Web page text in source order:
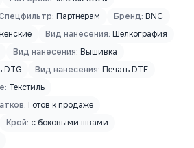
Партнерам Бренд: BNC
Вид нанесения: Шелкография
Вид нанесения: Вышивка
DTG Вид нанесения: Печать DTF
Текстиль
Готов к продаже
Крой: с боковыми швами